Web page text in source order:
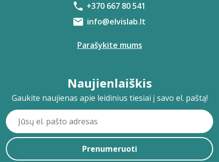
+370 667 80 541
info@elvislab.lt
Parašykite mums
Naujienlaiškis
Gaukite naujienas apie leidinius tiesiai į savo el. paštą!
Prenumeruoti